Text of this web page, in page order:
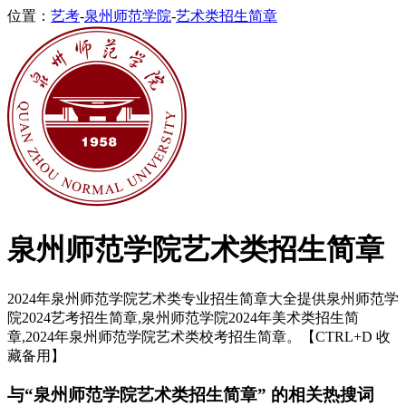
位置： 艺考-泉州师范学院-艺术类招生简章
泉州师范学院艺术类招生简章
2024年泉州师范学院艺术类专业招生简章大全提供泉州师范学
院2024艺考招生简章,泉州师范学院2024年美术类招生简
章,2024年泉州师范学院艺术类校考招生简章。【CTRL+D 收
藏备用】
与“泉州师范学院艺术类招生简章” 的相关热搜词